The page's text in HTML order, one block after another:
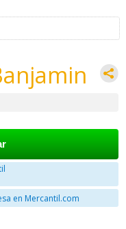
en Mercantil.com